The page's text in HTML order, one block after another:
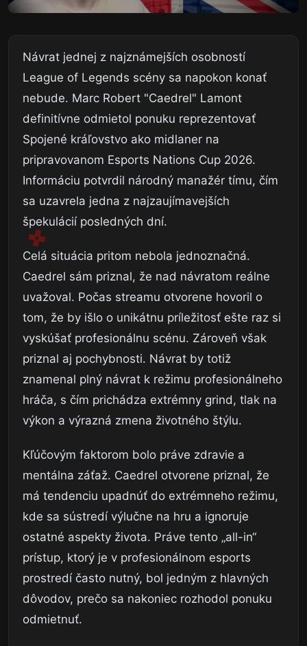
Návrat jednej z najznámejších osobností
League of Legends scény sa napokon konať
nebude. Marc Robert "Caedrel" Lamont
definitívne odmietol ponuku reprezentovať
Spojené kráľovstvo ako midlaner na
pripravovanom Esports Nations Cup 2026.
Informáciu potvrdil národný manažér tímu, čím
sa uzavrela jedna z najzaujímavejších
špekulácií posledných dní.
Celá situácia pritom nebola jednoznačná.
Caedrel sám priznal, že nad návratom reálne
uvažoval. Počas streamu otvorene hovoril o
tom, že by išlo o unikátnu príležitosť ešte raz si
vyskúšať profesionálnu scénu. Zároveň však
priznal aj pochybnosti. Návrat by totiž
znamenal plný návrat k režimu profesionálneho
hráča, s čím prichádza extrémny grind, tlak na
výkon a výrazná zmena životného štýlu.
Kľúčovým faktorom bolo práve zdravie a
mentálna záťaž. Caedrel otvorene priznal, že
má tendenciu upadnúť do extrémneho režimu,
kde sa sústredí výlučne na hru a ignoruje
ostatné aspekty života. Práve tento „all-in“
prístup, ktorý je v profesionálnom esports
prostredí často nutný, bol jedným z hlavných
dôvodov, prečo sa nakoniec rozhodol ponuku
odmietnuť.